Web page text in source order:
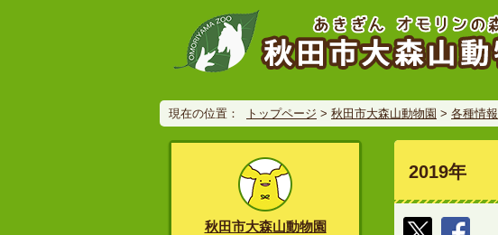
現在の位置： トップページ > 秋田市大森山動物園 > 各種情報
2019年
秋田市大森山動物園